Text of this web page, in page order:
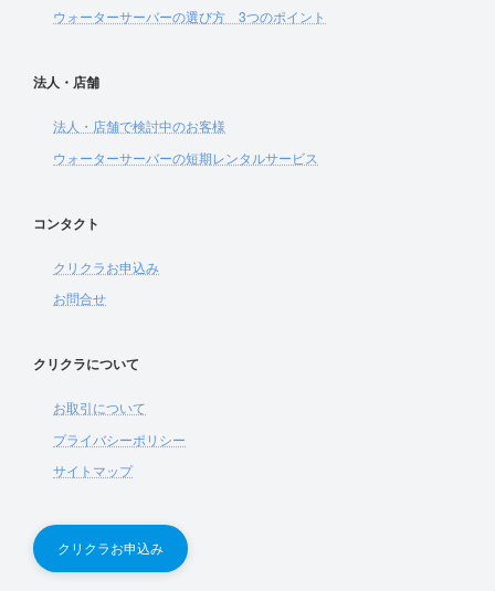
ウォーターサーバーの選び方 3つのポイント
法人・店舗
法人・店舗で検討中のお客様
ウォーターサーバーの短期レンタルサービス
コンタクト
クリクラお申込み
お問合せ
クリクラについて
お取引について
プライバシーポリシー
サイトマップ
クリクラお申込み